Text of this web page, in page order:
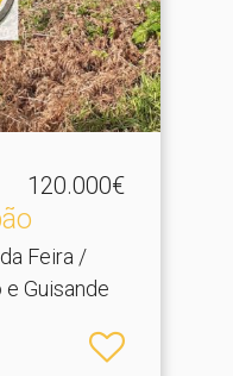
120.000€
Feira /
e Guisande